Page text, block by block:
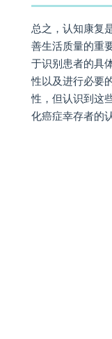
总之，认知康复
善生活质量的重
于识别患者的具
性以及进行必要
性，但认识到这
化癌症幸存者的